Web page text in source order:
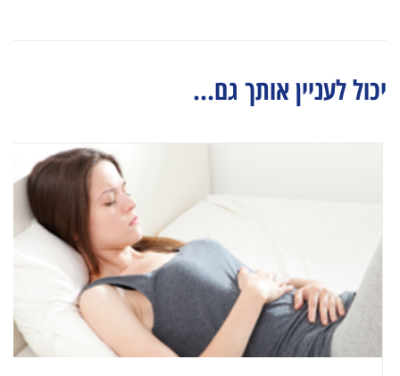
יכול לעניין אותך גם...